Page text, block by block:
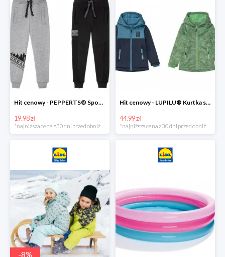
Hit cenowy - PEPPERTS® Spodnie dresowe chłopięce, 1 para
19.98 zł
Hit cenowy - LUPILU® Kurtka softshell chłopięca, 1 sztuka
44.99 zł
-8%